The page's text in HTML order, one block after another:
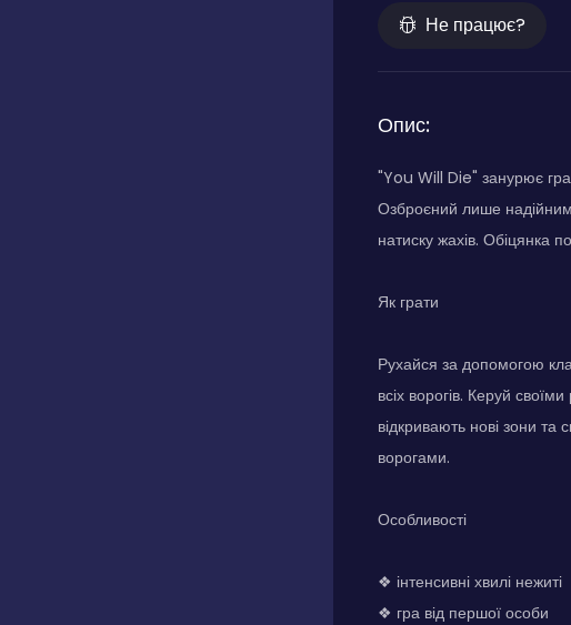
Не працює?
Опис:
"You Will Die" занурює
Озброєний лише надійним
натиску жахів. Обіцянка
Як грати
Рухайся за допомогою
всіх ворогів. Керуй
відкривають нові зони
ворогами.
Особливості
❖ інтенсивні хвилі нежиті
❖ гра від першої особи